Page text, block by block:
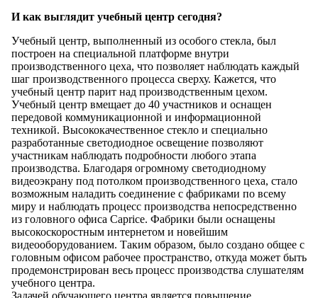
И как выглядит учебный центр сегодня?
Учебный центр, выполненный из особого стекла, был
построен на специальной платформе внутри
производственного цеха, что позволяет наблюдать каждый
шаг производственного процесса сверху. Кажется, что
учебный центр парит над производственным цехом.
Учебный центр вмещает до 40 участников и оснащен
передовой коммуникационной и информационной
техникой. Высококачественное стекло и специально
разработанные светодиодное освещение позволяют
участникам наблюдать подробности любого этапа
производства. Благодаря огромному светодиодному
видеоэкрану под потолком производственного цеха, стало
возможным наладить соединение с фабриками по всему
миру и наблюдать процесс производства непосредственно
из головного офиса Caprice. Фабрики были оснащены
высокоскоростным интернетом и новейшим
видеооборудованием. Таким образом, было создано общее с
головным офисом рабочее пространство, откуда может быть
продемонстрирован весь процесс производства слушателям
учебного центра.